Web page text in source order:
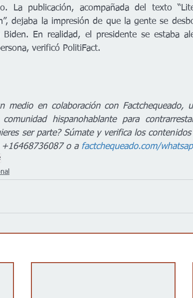
La publicación, acompañada del texto
dejaba la impresión de que la gente se
En realidad, el presidente se estaba
verificó PolitiFact.
medio en colaboración con Factchequeado,
hispanohablante para
ser parte? Súmate y verifica los
+16468736087 o a factchequeado.com/